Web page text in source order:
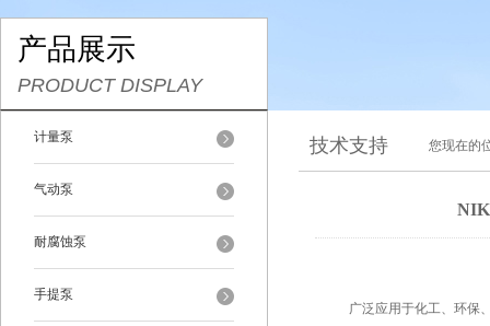
产品展示
PRODUCT DISPLAY
计量泵
气动泵
耐腐蚀泵
手提泵
技术支持 您现在的
广泛应用于化工、环保、